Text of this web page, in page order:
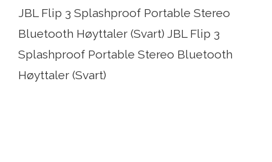
JBL Flip 3 Splashproof Portable Stereo
Bluetooth Høyttaler (Svart) JBL Flip 3
Splashproof Portable Stereo Bluetooth
Høyttaler (Svart)